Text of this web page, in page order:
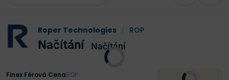
Roper Technologies ROP
Načítání Načítání
Finex Férová CenaROP